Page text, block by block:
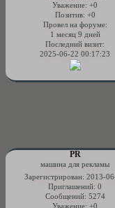
Уважение: +0
Позитив: +0
Провел на форуме:
1 месяц 9 дней
Последний визит:
2025-06-22 00:17:23
PR
машина для рекламы
Зарегистрирован: 2013-
Приглашений: 0
Сообщений: 5274